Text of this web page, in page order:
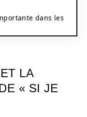
dans les
LA
« SI JE